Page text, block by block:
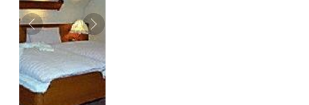
Zurück Weiter